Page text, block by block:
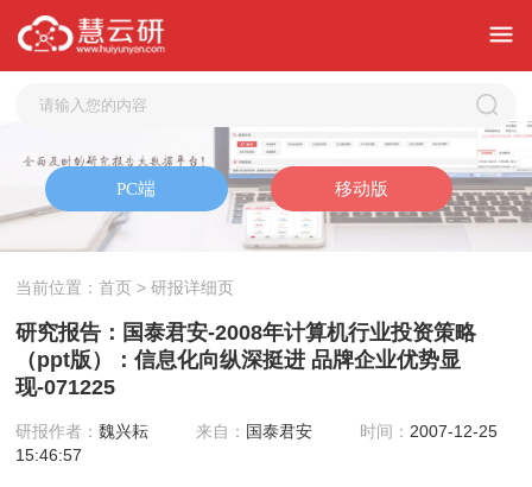
当前位置：首页 > 研报详细页
研究报告：国泰君安-2008年计算机行业投资策略
（ppt版）：信息化向纵深挺进 品牌企业优势显
现-071225
研报作者：魏兴耘 来自： 国泰君安 时间： 2007-12-25
15:46:57